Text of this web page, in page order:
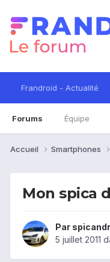
Frandroid - Actualité
Forums Équipe
Accueil Smartphones
Mon spica
Par
5 juillet 2011